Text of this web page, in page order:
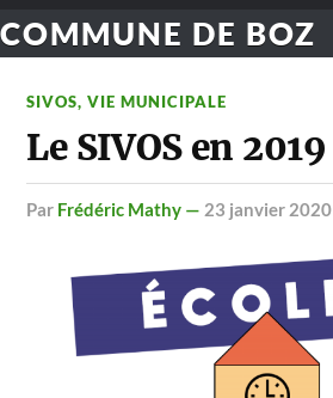
COMMUNE DE BOZ
SIVOS,VIE MUNICIPALE
Le SIVOS en 2019
par Frédéric Mathy — 23 janvier 2020